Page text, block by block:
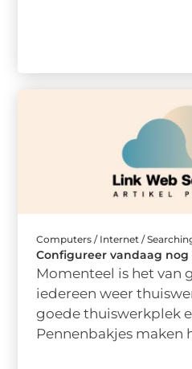
Computers / Internet /
Configureer vandaag
Momenteel is het van
iedereen weer
goede thuiswerkplek
Pennenbakjes maken